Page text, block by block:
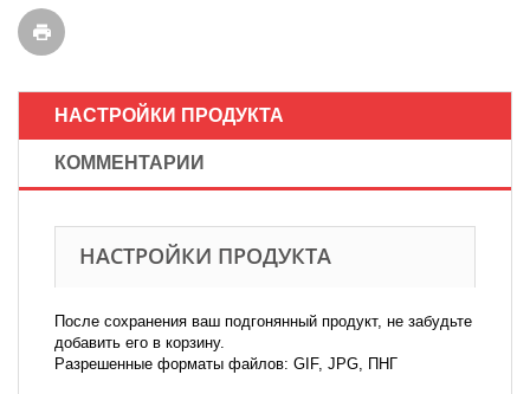
НАСТРОЙКИ ПРОДУКТА
КОММЕНТАРИИ
НАСТРОЙКИ ПРОДУКТА
После сохранения ваш подгонянный продукт, не забудьте
добавить его в корзину.
Разрешенные форматы файлов: GIF, JPG, ПНГ